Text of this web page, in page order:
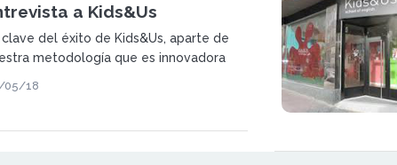
a Kids&Us
clave del éxito de Kids&Us, aparte de
metodología que es innovadora
del inglés, también lo es
05/18